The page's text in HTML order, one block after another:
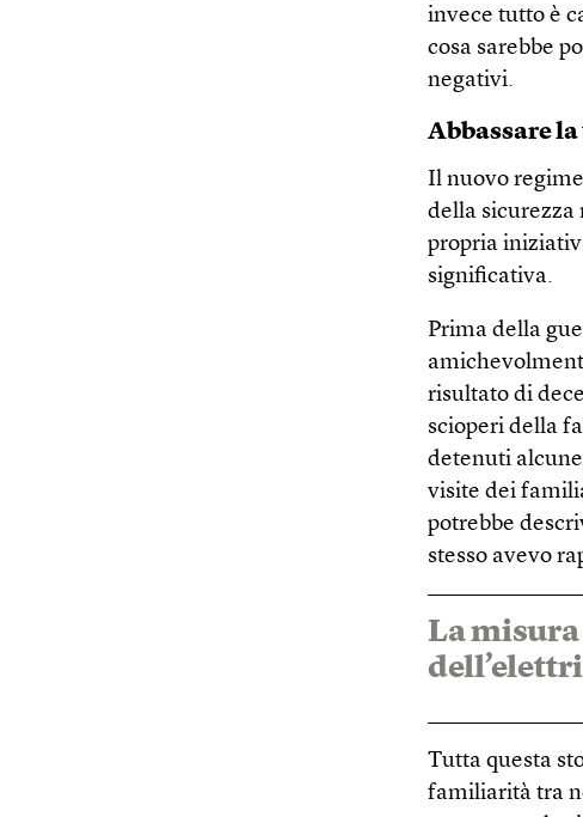
invece tutto è
cosa sarebbe
negativi.
Abbassare la
Il nuovo
della sicurezza
propria
significativa.
Prima della
risultato di
scioperi della
detenuti
visite dei
potrebbe
stesso avevo
La
Tutta questa
familiarità tra